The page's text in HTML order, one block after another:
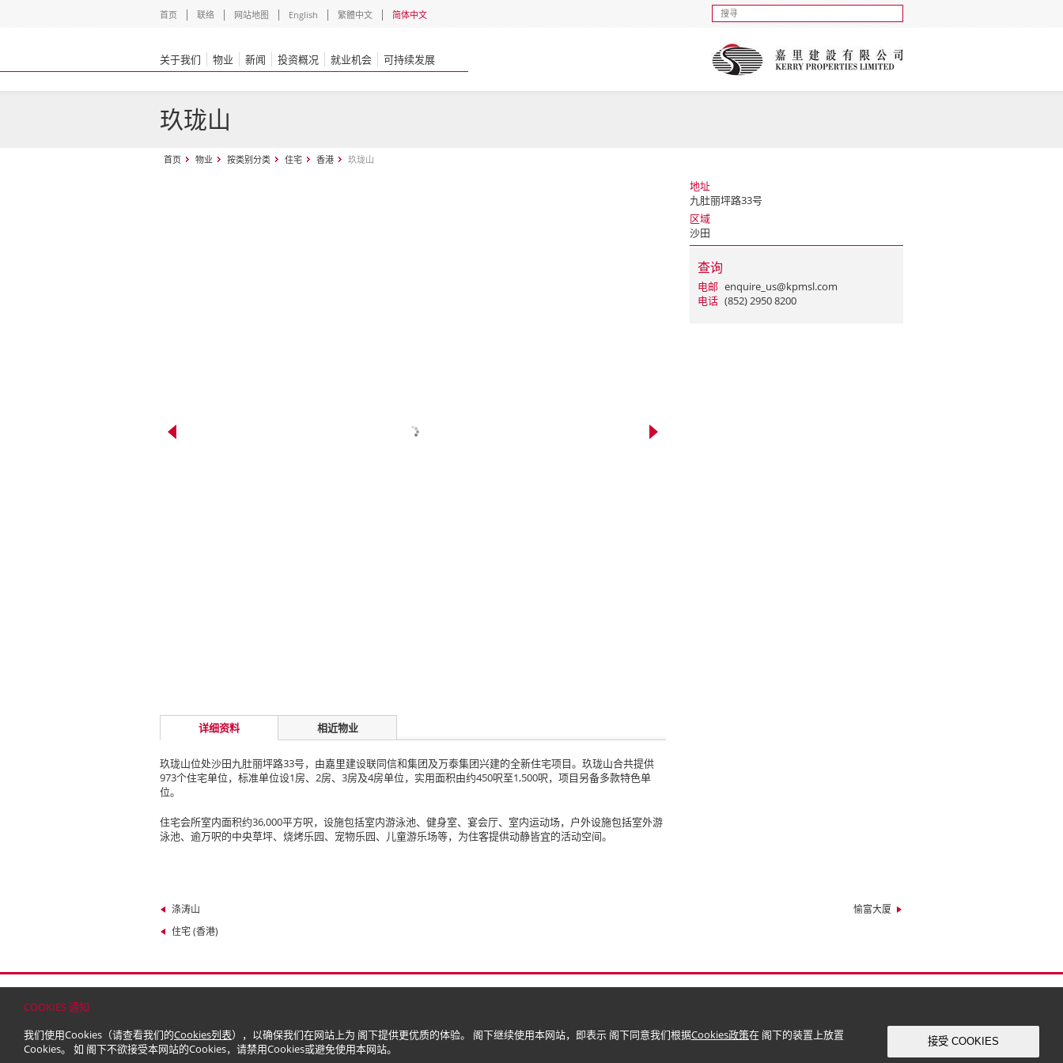
首页 联络 网站地图 English 繁體中文 简体中文
关于我们 物业 新闻 投资概况 就业机会 可持续发展
COOKIES 通知
我们使用Cookies（请查看我们的Cookies列表），以确保我们在网站上为 阁下提供更优质的体验。 阁下继续使用本网站，即表示 阁下同意我们根据Cookies政策在 阁下的装置上放置
Cookies。 如 阁下不欲接受本网站的Cookies，请禁用Cookies或避免使用本网站。
接受 COOKIES
玖珑山
首页 物业 按类别分类 住宅 香港 玖珑山
详细资料 相近物业
玖珑山位处沙田九肚丽坪路33号，由嘉里建设联同信和集团及万泰集团兴建的全新住宅项目。玖珑山合共提供
973个住宅单位，标准单位设1房、2房、3房及4房单位，实用面积由约450呎至1,500呎，项目另备多款特色单
位。
住宅会所室内面积约36,000平方呎，设施包括室内游泳池、健身室、宴会厅、室内运动场，户外设施包括室外游
泳池、逾万呎的中央草坪、烧烤乐园、宠物乐园、儿童游乐场等，为住客提供动静皆宜的活动空间。
地址
九肚丽坪路33号
区域
沙田
查询
电邮 enquire_us@kpmsl.com
电话 (852) 2950 8200
涤涛山
愉富大厦
住宅 (香港)